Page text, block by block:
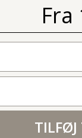
Fra
TILFØJ